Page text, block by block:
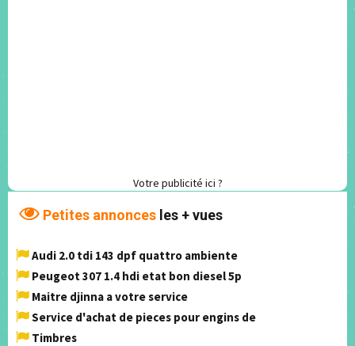
Votre publicité ici ?
Petites annonces les + vues
Audi 2.0 tdi 143 dpf quattro ambiente
Peugeot 307 1.4 hdi etat bon diesel 5p
Maitre djinna a votre service
Service d'achat de pieces pour engins de
Timbres